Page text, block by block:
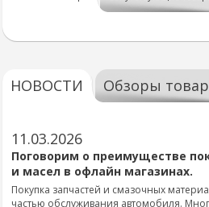
НОВОСТИ Обзоры
11.03.2026
Поговорим о преимуществе
и масел в офлайн магазинах.
Покупка запчастей и смазочных
частью обслуживания автомобиля.